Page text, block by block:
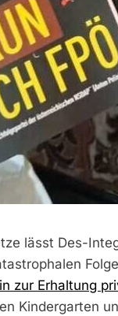
lässt Des-
zur Erhaltung
Kindergarten